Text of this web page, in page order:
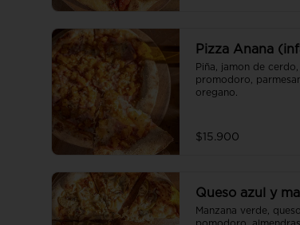
Pizza Anana
Piña, jamon de cerdo,
promodoro,
oregano.
$15.900
Queso azul y
Manzana verde,